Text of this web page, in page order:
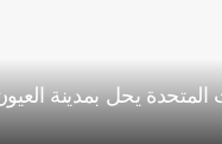
المتحدة يحل بمدينة